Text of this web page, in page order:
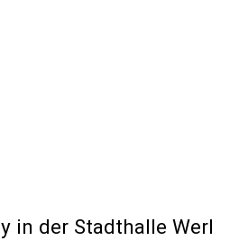
in der Stadthalle Werl